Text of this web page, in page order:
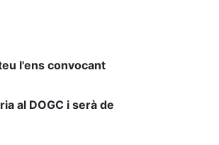
l'ens convocant
al DOGC i serà de